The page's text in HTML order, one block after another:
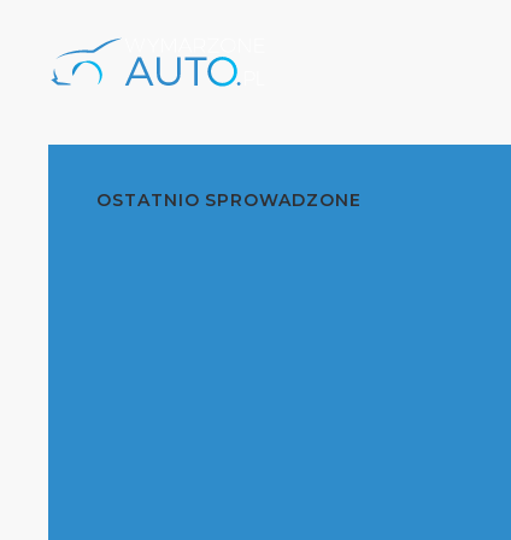
OSTATNIO SPROWADZONE